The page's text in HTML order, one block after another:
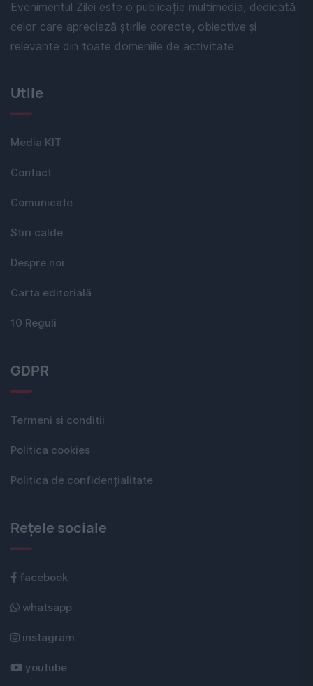
Evenimentul Zilei este o publicație multimedia, dedicată
celor care apreciază știrile corecte, obiective și
relevante din toate domeniile de activitate
Utile
Media KIT
Contact
Comunicate
Stiri calde
Despre noi
Carta editorială
10 Reguli
GDPR
Termeni si conditii
Politica cookies
Politica de confidențialitate
Rețele sociale
facebook
whatsapp
instagram
youtube